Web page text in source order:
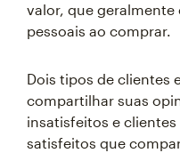
valor, que
pessoais ao comprar.
Dois tipos de clientes
compartilhar suas
insatisfeitos e
satisfeitos que